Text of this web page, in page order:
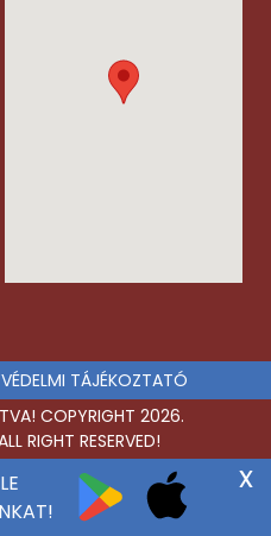
TÁJÉKOZTATÓ
COPYRIGHT 2026.
RIGHT RESERVED!
x